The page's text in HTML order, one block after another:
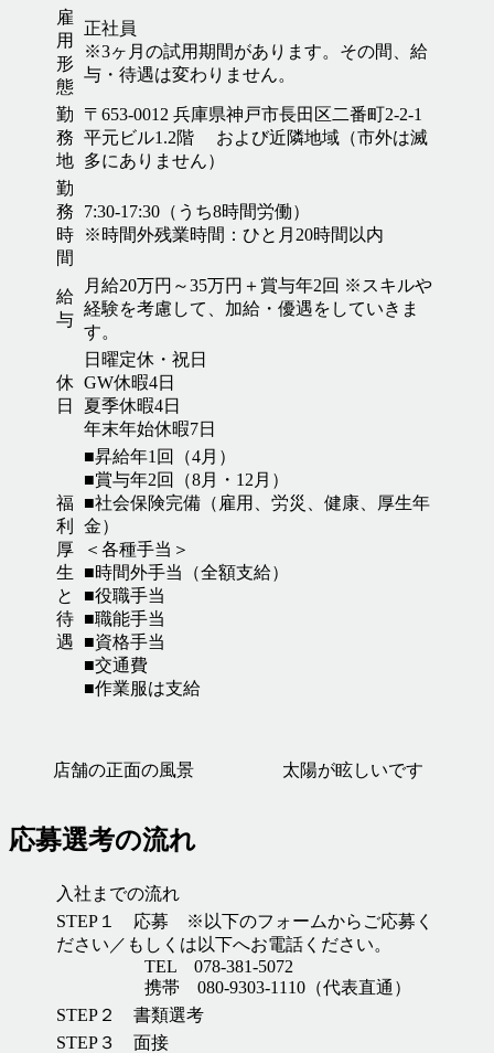
雇
用
形
態
正社員
※3ヶ月の試用期間があります。その間、給
与・待遇は変わりません。
勤
務
地
〒653-0012 兵庫県神戸市長田区二番町2-2-1
平元ビル1.2階 および近隣地域（市外は滅
多にありません）
勤
務
時
間
7:30-17:30（うち8時間労働）
※時間外残業時間：ひと月20時間以内
給
与
月給20万円～35万円＋賞与年2回 ※スキルや
経験を考慮して、加給・優遇をしていきま
す。
休
日
日曜定休・祝日
GW休暇4日
夏季休暇4日
年末年始休暇7日
福
利
厚
生
と
待
遇
■昇給年1回（4月）
■賞与年2回（8月・12月）
■社会保険完備（雇用、労災、健康、厚生年
金）
＜各種手当＞
■時間外手当（全額支給）
■役職手当
■職能手当
■資格手当
■交通費
■作業服は支給
店舗の正面の風景 太陽が眩しいです
応募選考の流れ
入社までの流れ
STEP１ 応募 ※以下のフォームからご応募く
ださい／もしくは以下へお電話ください。
TEL 078-381-5072
携帯 080-9303-1110（代表直通）
STEP２ 書類選考
STEP３ 面接